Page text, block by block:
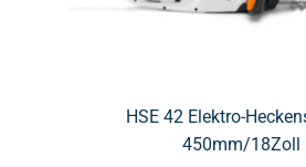
HSE 42 Elektro-
450mm/18Zoll